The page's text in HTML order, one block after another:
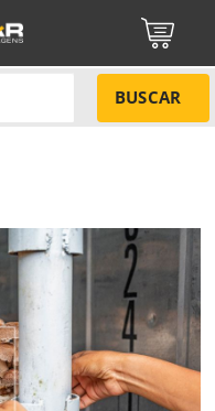
BUSCAR